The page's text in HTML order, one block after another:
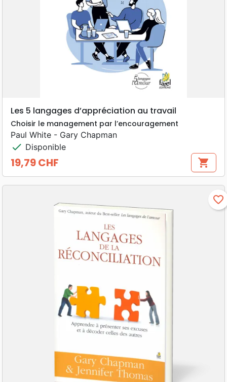
Les 5 langages d’appréciation au travail
Choisir le management par l’encouragement
Paul White - Gary Chapman
check Disponible
Prix
19,79 CHF shopping_cart
favorite_border